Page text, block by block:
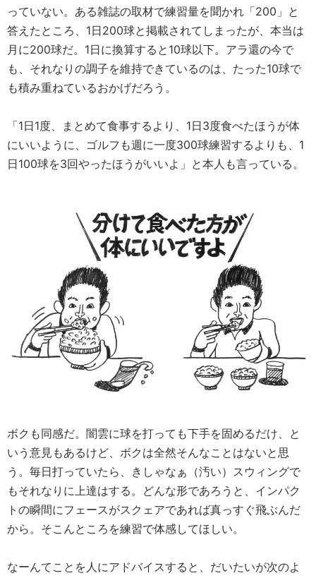
っていない。ある雑誌の取材で練習量を聞かれ「200」と
答えたところ、1日200球と掲載されてしまったが、本当は
月に200球だ。1日に換算すると10球以下。アラ還の今で
も、それなりの調子を維持できているのは、たった10球で
も積み重ねているおかげだろう。
「1日1度、まとめて食事するより、1日3度食べたほうが体
にいいように、ゴルフも週に一度300球練習するよりも、1
日100球を3回やったほうがいいよ」と本人も言っている。
ボクも同感だ。闇雲に球を打っても下手を固めるだけ、と
いう意見もあるけど、ボクは全然そんなことはないと思
う。毎日打っていたら、きしゃなぁ（汚い）スウィングで
もそれなりに上達はする。どんな形であろうと、インパク
トの瞬間にフェースがスクェアであれば真っすぐ飛ぶんだ
から。そこんところを練習で体感してほしい。
なーんてことを人にアドバイスすると、だいたいが次のよ